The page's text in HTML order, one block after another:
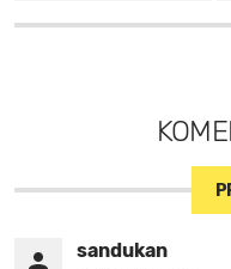
sandukan